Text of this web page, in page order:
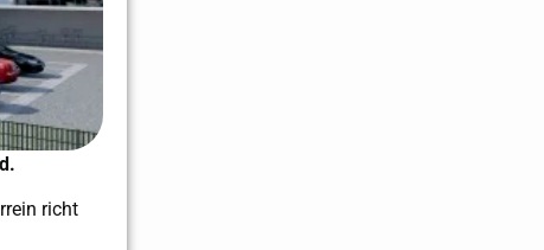
richt